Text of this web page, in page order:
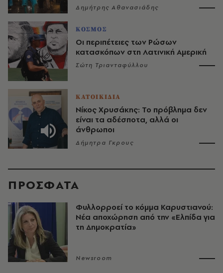
Δημήτρης Αθανασιάδης
ΚΟΣΜΟΣ
Οι περιπέτειες των Ρώσων
κατασκόπων στη Λατινική Αμερική
Σώτη Τριανταφύλλου
ΚΑΤΟΙΚΙΔΙΑ
Νίκος Χρυσάκης: Το πρόβλημα δεν
είναι τα αδέσποτα, αλλά οι
άνθρωποι
Δήμητρα Γκρους
ΠΡΟΣΦΑΤΑ
Φυλλορροεί το κόμμα Καρυστιανού:
Νέα αποχώρηση από την «Ελπίδα για
τη Δημοκρατία»
Newsroom